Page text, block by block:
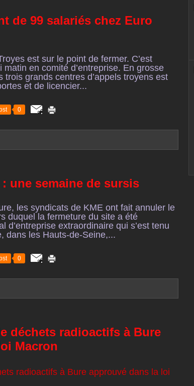
de 99 salariés chez Euro
est sur le point de fermer. C’est
matin en comité d’entreprise. En grosse
trois grands centres d’appels troyens est
et de licencier...
0
une semaine de sursis
les syndicats de KME ont fait annuler le
duquel la fermeture du site a été
d’entreprise extraordinaire qui s’est tenu
dans les Hauts-de-Seine,...
0
déchets radioactifs à Bure
Macron